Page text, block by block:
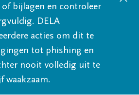
bijlagen en controleer
DELA
acties om dit te
tot phishing en
nooit volledig uit te
waakzaam.